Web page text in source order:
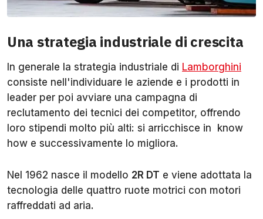
Una strategia industriale di crescita
In generale la strategia industriale di Lamborghini
consiste nell'individuare le aziende e i prodotti in
leader per poi avviare una campagna di
reclutamento dei tecnici dei competitor, offrendo
loro stipendi molto più alti: si arricchisce in know
how e successivamente lo migliora.
Nel 1962 nasce il modello 2R DT e viene adottata la
tecnologia delle quattro ruote motrici con motori
raffreddati ad aria.